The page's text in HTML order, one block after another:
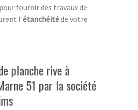
fournir des travaux de
l'étanchéitéde votre
planche rive à
51 par la société